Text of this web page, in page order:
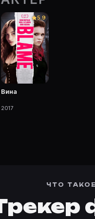
Planner.
сериалы, роли и
5.9
Вина
2017
ЧТО ТАКОЕ